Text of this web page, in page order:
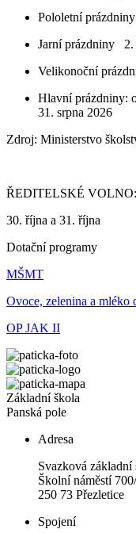
Pololetní
Jarní prázdniny 2.
Velikonoční
Hlavní prázdniny:
31. srpna 2026
Zdroj: Ministerstvo
ŘEDITELSKÉ VOLNO:
30. října a 31. října
Dotační programy
MŠMT
Ovoce, zelenina a mléko
OP JAK II
Základní škola
Panská pole
Adresa
Svazková základní
Školní náměstí
250 73 Přezletice
Spojení